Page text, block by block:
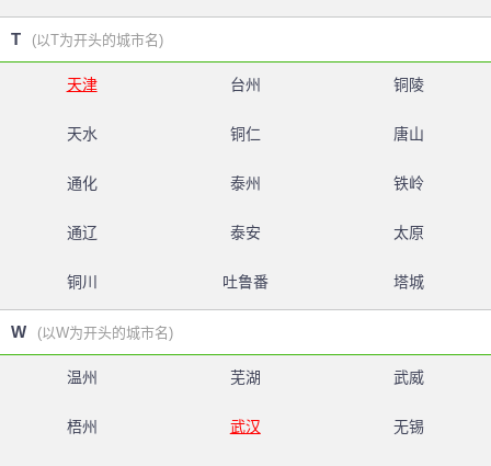
T (以T为开头的城市名)
天津 台州 铜陵
天水 铜仁 唐山
通化 泰州 铁岭
通辽 泰安 太原
铜川 吐鲁番 塔城
W (以W为开头的城市名)
温州 芜湖 武威
梧州 武汉 无锡